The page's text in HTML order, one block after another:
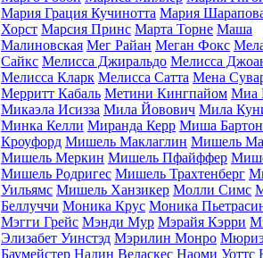
Мария Грация Кучинотта Мария
Хорст Марсия Принс Марта Торне Маша
Малиновская Мег Райан Меган Фокс
Сайкс Мелисса Джиральдо Мелисса
Мелисса Кларк Мелисса Сатта Мена
Мерритт Кабаль Метини Кингпайом Миа
Микаэла Исизза Мила Йовович Мила
Минка Келли Миранда Керр Миша Бартон
Кроуфорд Мишель Маклаглин Мишель
Мишель Меркин Мишель Пфайффер
Мишель Родригес Мишель Трахтенберг
Уильямс Мишель Ханзикер Молли Симс
Беллуччи Моника Крус Моника
Мэгги Грейс Мэнди Мур Мэрайя Кэрри
Элизабет Уинстэд Мэрилин Монро
Баумейстер Надин Веласкес Наоми Уоттс